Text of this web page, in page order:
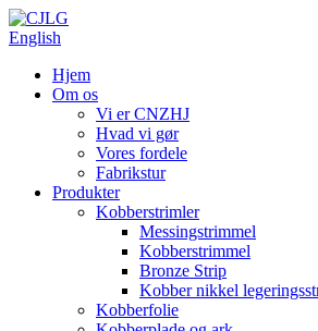
English
Hjem
Om os
Vi er CNZHJ
Hvad vi gør
Vores fordele
Fabrikstur
Produkter
Kobberstrimler
Messingstrimmel
Kobberstrimmel
Bronze Strip
Kobber nikkel
Kobberfolie